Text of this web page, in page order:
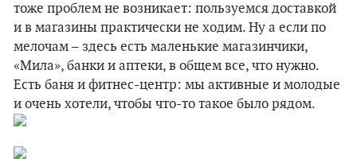
тоже проблем не возникает: пользуемся доставкой
и в магазины практически не ходим. Ну а если по
мелочам – здесь есть маленькие магазинчики,
«Мила», банки и аптеки, в общем все, что нужно.
Есть баня и фитнес-центр: мы активные и молодые
и очень хотели, чтобы что-то такое было рядом.